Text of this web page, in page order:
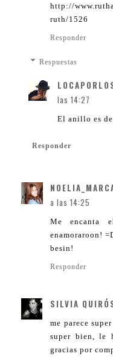
http://
ruth/1526
Responder
Respuestas
las 14:27
El anillo es
Responder
a las 14:25
Me encanta
enamoraroon!
besin!
Responder
SILVIA
me parece
super bien, le
gracias por